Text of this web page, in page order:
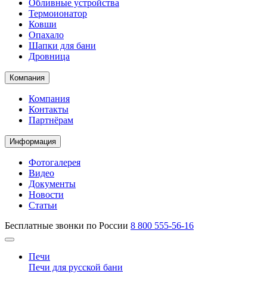
Обливные устройства
Термоионатор
Ковши
Опахало
Шапки для бани
Дровница
Компания
Компания
Контакты
Партнёрам
Информация
Фотогалерея
Видео
Документы
Новости
Статьи
Бесплатные звонки по России 8 800 555-56-16
Печи
Печи для русской бани